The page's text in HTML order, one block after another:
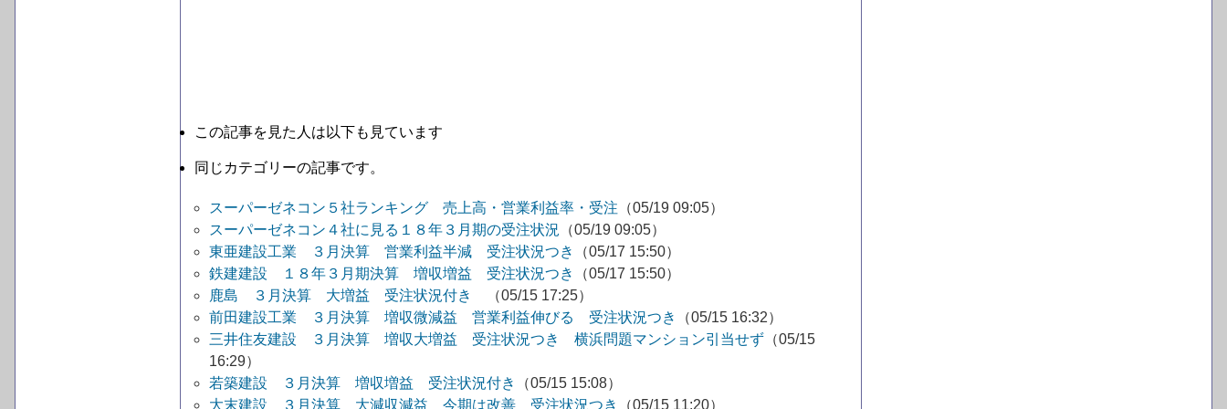
この記事を見た人は以下も見ています
同じカテゴリーの記事です。
スーパーゼネコン５社ランキング 売上高・営業利益率・受注 （05/19 09:05）
スーパーゼネコン４社に見る１８年３月期の受注状況 （05/19 09:05）
東亜建設工業 ３月決算 営業利益半減 受注状況つき
（05/17 15:50）
鉄建建設 １８年３月期決算 増収増益 受注状況つき
（05/17 15:50）
鹿島 ３月決算 大増益 受注状況付き
（05/15 17:25）
前田建設工業 ３月決算 増収微減益 営業利益伸びる 受注状況つき
（05/15 16:32）
三井住友建設 ３月決算 増収大増益 受注状況つき 横浜問題マンション引当せず （05/15
16:29）
若築建設 ３月決算 増収増益 受注状況付き
（05/15 15:08）
大末建設 ３月決算 大減収減益 今期は改善 受注状況つき
（05/15 11:20）